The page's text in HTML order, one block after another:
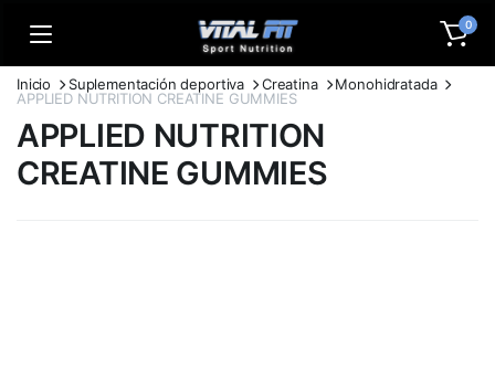
0
Inicio Suplementación deportiva Creatina
Monohidratada
APPLIED NUTRITION CREATINE GUMMIES
APPLIED NUTRITION
CREATINE GUMMIES